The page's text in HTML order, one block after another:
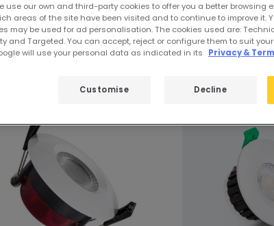
wyróżnione produkty z
use our own and third-party cookies to offer you a better browsing
areas of the site have been visited and to continue to improve it.
may be used for ad personalisation. The cookies used are:
and Targeted. You can accept, reject or configure them to suit
will use your personal data as indicated in its
Privacy &
Decline
Customise